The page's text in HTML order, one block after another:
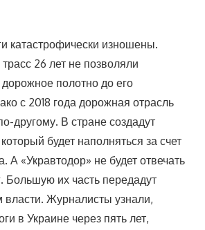
катастрофически изношены.
26 лет не позволяли
полотно до его
с 2018 года дорожная отрасль
другому. В стране создадут
будет наполняться за счет
А «Укравтодор» не будет отвечать
Большую их часть передадут
Журналисты узнали,
в Украине через пять лет,